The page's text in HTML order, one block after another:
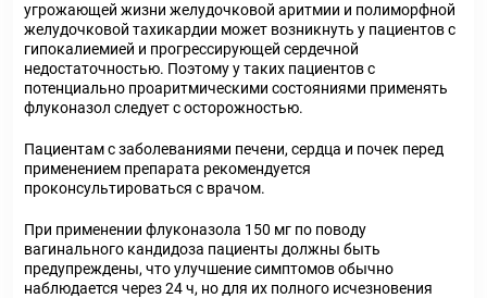
угрожающей жизни желудочковой аритмии и полиморфной
желудочковой тахикардии может возникнуть у пациентов с
гипокалиемией и прогрессирующей сердечной
недостаточностью. Поэтому у таких пациентов с
потенциально проаритмическими состояниями применять
флуконазол следует с осторожностью.
Пациентам с заболеваниями печени, сердца и почек перед
применением препарата рекомендуется
проконсультироваться с врачом.
При применении флуконазола 150 мг по поводу
вагинального кандидоза пациенты должны быть
предупреждены, что улучшение симптомов обычно
наблюдается через 24 ч, но для их полного исчезновения